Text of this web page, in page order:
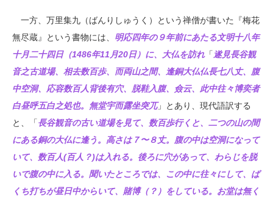
一方、万里集九（ばんりしゅうく）という禅僧が書いた『梅花
無尽蔵』という書物には、 明応四年の９年前にあたる文明十八年
十月二十四日（1486年11月20日）に、大仏を訪れ「 遂見長谷観
音之古道場、相去数百歩、而両山之間、逢銅大仏仏長七八丈、腹
中空洞、応容数百人背後有穴、脱鞋入腹、僉云、此中往々博奕者
白昼呼五白之処也。無堂宇而露坐突兀」とあり、現代語訳する
と、「長谷観音の古い道場を見て、数百歩行くと、二つの山の間
にある銅の大仏に逢う。高さは７〜８丈。腹の中は空洞になって
いて、数百人(百人？)は入れる。後ろに穴があって、わらじを脱
いで腹の中に入る。聞いたところでは、この中に往々にして、ば
くち打ちが昼日中からいて、賭博（？）をしている。お堂は無く